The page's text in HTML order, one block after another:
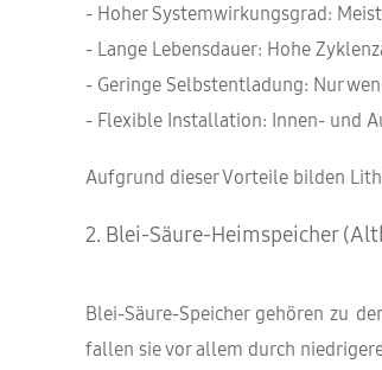
- Hoher Systemwirkungsgrad:
- Lange Lebensdauer: Hohe
- Geringe Selbstentladung: Nur
- Flexible Installation: Innen- und
Aufgrund dieser Vorteile bilden
2. Blei-Säure-Heimspeicher
Blei-Säure-Speicher gehören zu
fallen sie vor allem durch